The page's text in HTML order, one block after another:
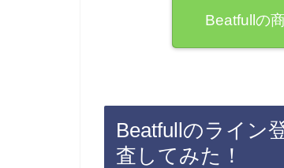
Beatfullの
Beatfullのライン
査してみた！